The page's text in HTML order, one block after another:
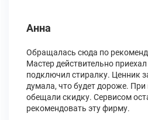
Анна
Обращалась сюда по
Мастер действительно
подключил стиралку. Ценник
думала, что будет дороже.
обещали скидку. Сервисом
рекомендовать эту фирму.